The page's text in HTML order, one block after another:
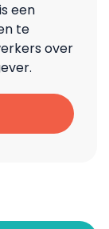
een
te
over